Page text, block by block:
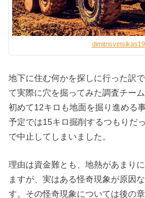
地下に住む何かを探しに行った訳
て実際に穴を掘ってみた調査チー
初めて12キロも地面を掘り進める
予定では15キロ掘削するつもりだ
で中止してしまいました。
理由は資金難とも、地熱があまり
ますが、実はある怪奇現象が原因
す。その怪奇現象については後の